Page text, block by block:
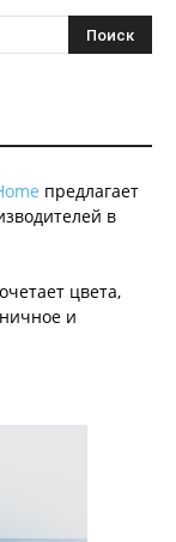
предлагает
в
цвета,
и